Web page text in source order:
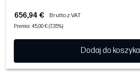
656,94 € Brutto z VAT
Premia: 45,00 € (7,35%)
Dodaj do koszyka